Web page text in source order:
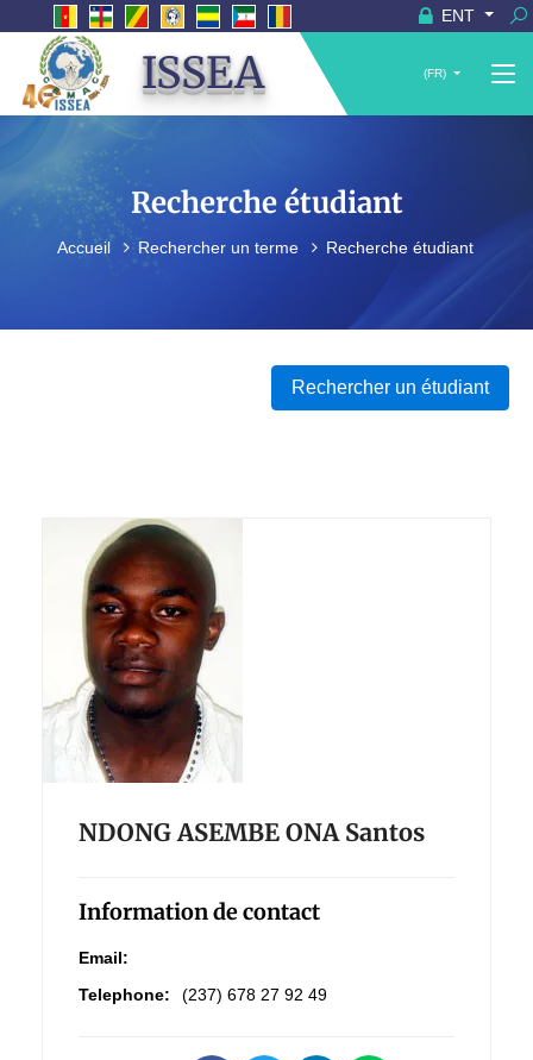
ENT
ISSEA (FR)
Recherche étudiant
Accueil Rechercher un terme Recherche étudiant
Rechercher un étudiant
NDONG ASEMBE ONA Santos
Information de contact
Email:
Telephone:
(237) 678 27 92 49